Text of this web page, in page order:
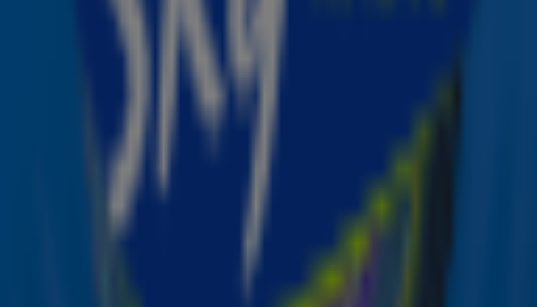
it! Bekijk het in de video hierboven!
Ontvang onze nieuwsbrief
Meld je aan voor de nieuwsbrief van Sky Radio en blijf op
de hoogte van alle leuke winacties en het laatste nieuws
over je favoriete Sky-artiesten.
Meld je aan voor onze wekelijkse nieuwsbrief met daarin
het laatste nieuws en aanbiedingen die wijzelf of in
samenwerking met onze partners organiseren. Je kunt je